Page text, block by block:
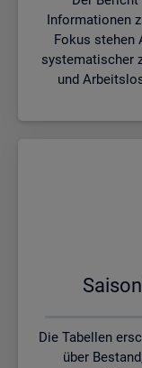
Informationen
Fokus stehen
systematischer
und
Die Tabellen
über